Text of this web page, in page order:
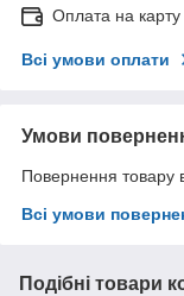
Оплата на
Всі умови оплати
Умови
Повернення товару
Всі умови
Подібні товари